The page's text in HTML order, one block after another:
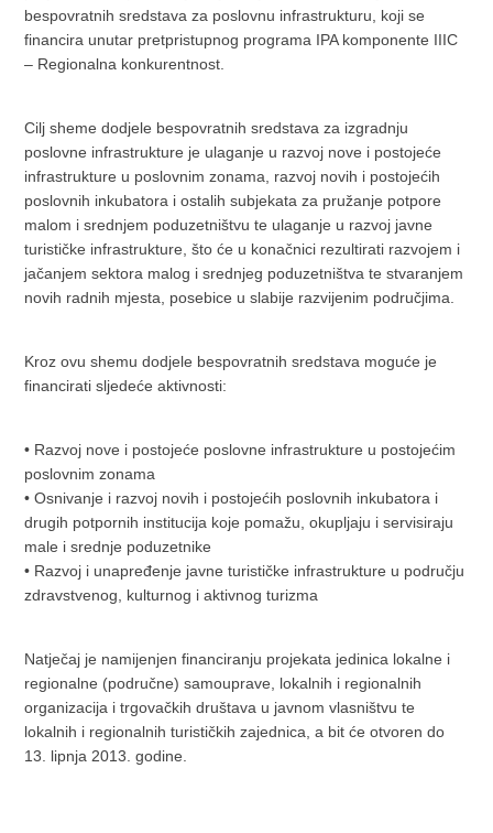
bespovratnih sredstava za poslovnu infrastrukturu, koji se
financira unutar pretpristupnog programa IPA komponente IIIC
– Regionalna konkurentnost.
Cilj sheme dodjele bespovratnih sredstava za izgradnju
poslovne infrastrukture je ulaganje u razvoj nove i postojeće
infrastrukture u poslovnim zonama, razvoj novih i postojećih
poslovnih inkubatora i ostalih subjekata za pružanje potpore
malom i srednjem poduzetništvu te ulaganje u razvoj javne
turističke infrastrukture, što će u konačnici rezultirati razvojem i
jačanjem sektora malog i srednjeg poduzetništva te stvaranjem
novih radnih mjesta, posebice u slabije razvijenim područjima.
Kroz ovu shemu dodjele bespovratnih sredstava moguće je
financirati sljedeće aktivnosti:
• Razvoj nove i postojeće poslovne infrastrukture u postojećim
poslovnim zonama
• Osnivanje i razvoj novih i postojećih poslovnih inkubatora i
drugih potpornih institucija koje pomažu, okupljaju i servisiraju
male i srednje poduzetnike
• Razvoj i unapređenje javne turističke infrastrukture u području
zdravstvenog, kulturnog i aktivnog turizma
Natječaj je namijenjen financiranju projekata jedinica lokalne i
regionalne (područne) samouprave, lokalnih i regionalnih
organizacija i trgovačkih društava u javnom vlasništvu te
lokalnih i regionalnih turističkih zajednica, a bit će otvoren do
13. lipnja 2013. godine.